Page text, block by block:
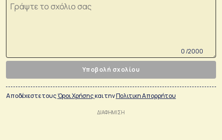
0 /2000
Υποβολή σχολίου
Αποδέχεστε τουςΌροι Χρήσηςκαι τηνΠολιτικη Απορρήτου